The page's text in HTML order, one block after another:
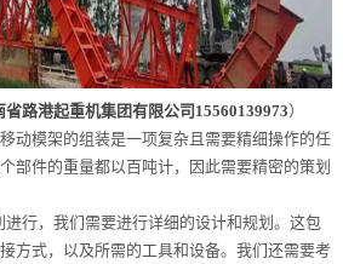
省路港起重机集团有限公司15560139973）
动模架的组装是一项复杂且需要精细操作的任
部件的重量都以百吨计，因此需要精密的策划
行，我们需要进行详细的设计和规划。这包
方式，以及所需的工具和设备。我们还需要考